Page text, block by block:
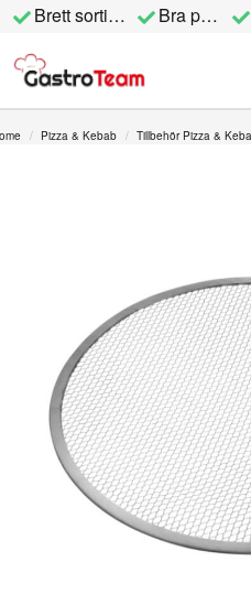
Brett sortiment Bra priser
Pizza & Kebab Tillbehör Pizza &